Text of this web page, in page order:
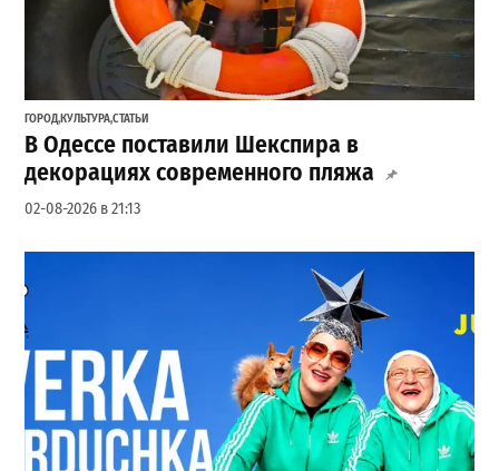
ГОРОД,КУЛЬТУРА,СТАТЬИ
В Одессе поставили Шекспира в
декорациях современного пляжа
02-08-2026 в 21:13